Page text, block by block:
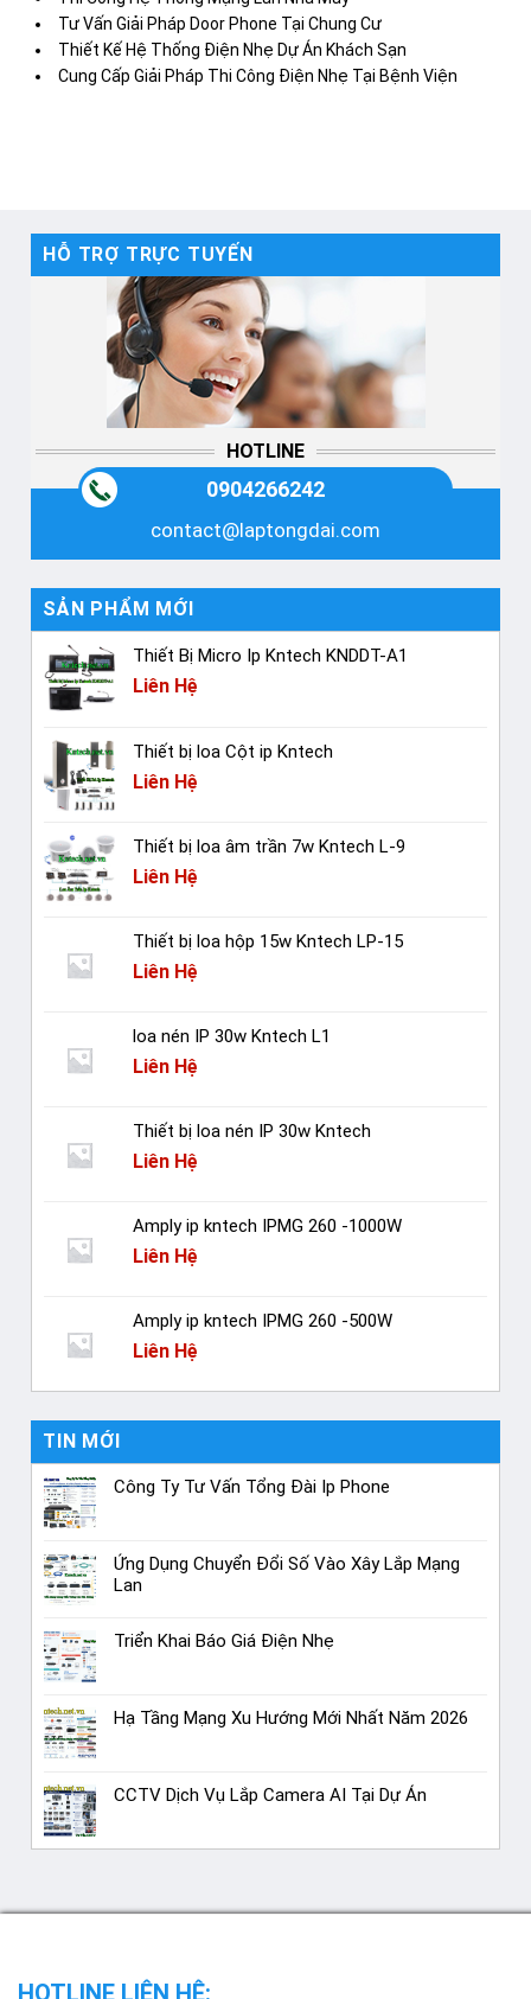
HỖ TRỢ TRỰC TUYẾN
HOTLINE
0904266242
contact@laptongdai.com
SẢN PHẨM MỚI
Thiết Bị Micro Ip Kntech KNDDT-A1
Liên Hệ
Thiết bị loa Cột ip Kntech
Liên Hệ
Thiết bị loa âm trần 7w Kntech L-9
Liên Hệ
Thiết bị loa hộp 15w Kntech LP-15
Liên Hệ
loa nén IP 30w Kntech L1
Liên Hệ
Thiết bị loa nén IP 30w Kntech
Liên Hệ
Amply ip kntech IPMG 260 -1000W
Liên Hệ
Amply ip kntech IPMG 260 -500W
Liên Hệ
TIN MỚI
Công Ty Tư Vấn Tổng Đài Ip Phone
Ứng Dụng Chuyển Đổi Số Vào Xây Lắp Mạng
Lan
Triển Khai Báo Giá Điện Nhẹ
Hạ Tầng Mạng Xu Hướng Mới Nhất Năm 2026
CCTV Dịch Vụ Lắp Camera AI Tại Dự Án
Tư Vấn Giải Pháp Door Phone Tại Chung Cư
Thiết Kế Hệ Thống Điện Nhẹ Dự Án Khách Sạn
Cung Cấp Giải Pháp Thi Công Điện Nhẹ Tại Bệnh Viện
HOTLINE LIÊN HỆ: